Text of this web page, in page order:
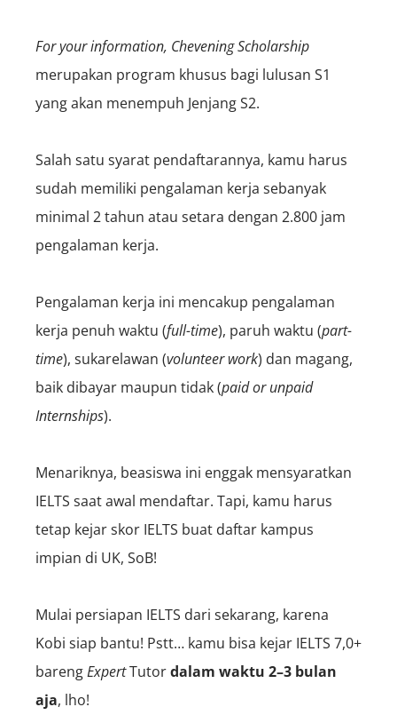
For your information, Chevening Scholarship
merupakan program khusus bagi lulusan S1
yang akan menempuh Jenjang S2.
Salah satu syarat pendaftarannya, kamu harus
sudah memiliki pengalaman kerja sebanyak
minimal 2 tahun atau setara dengan 2.800 jam
pengalaman kerja.
Pengalaman kerja ini mencakup pengalaman
kerja penuh waktu (full-time), paruh waktu (part-
time), sukarelawan (volunteer work) dan magang,
baik dibayar maupun tidak (paid or unpaid
Internships).
Menariknya, beasiswa ini enggak mensyaratkan
IELTS saat awal mendaftar. Tapi, kamu harus
tetap kejar skor IELTS buat daftar kampus
impian di UK, SoB!
Mulai persiapan IELTS dari sekarang, karena
Kobi siap bantu! Pstt… kamu bisa kejar IELTS 7,0+
barengExpertTutordalam waktu 2–3 bulan
aja, lho!